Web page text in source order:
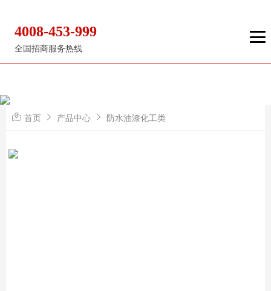
4008-453-999
全国招商服务热线
首页 产品中心 防水油漆化工类